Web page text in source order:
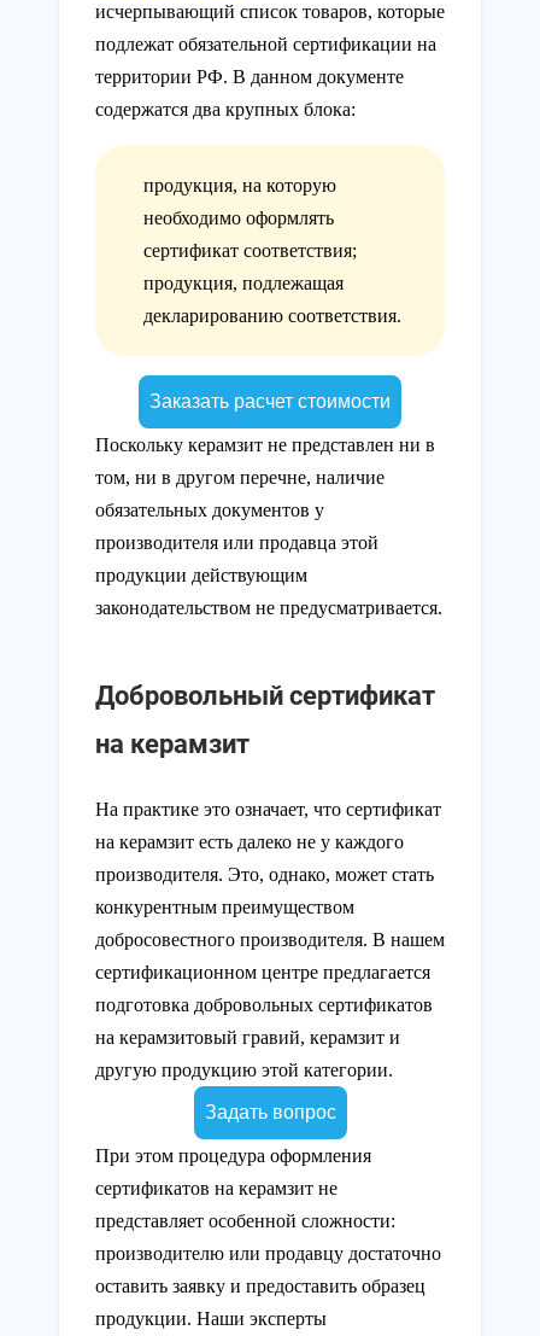
исчерпывающий список товаров, которые
подлежат обязательной сертификации на
территории РФ. В данном документе
содержатся два крупных блока:
продукция, на которую
необходимо оформлять
сертификат соответствия;
продукция, подлежащая
декларированию соответствия.
Заказать расчет стоимости
Поскольку керамзит не представлен ни в
том, ни в другом перечне, наличие
обязательных документов у
производителя или продавца этой
продукции действующим
законодательством не предусматривается.
Добровольный сертификат
на керамзит
На практике это означает, что сертификат
на керамзит есть далеко не у каждого
производителя. Это, однако, может стать
конкурентным преимуществом
добросовестного производителя. В нашем
сертификационном центре предлагается
подготовка добровольных сертификатов
на керамзитовый гравий, керамзит и
другую продукцию этой категории.
Задать вопрос
При этом процедура оформления
сертификатов на керамзит не
представляет особенной сложности:
производителю или продавцу достаточно
оставить заявку и предоставить образец
продукции. Наши эксперты